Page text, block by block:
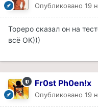
Опубликовано 19
Тореро сказал он на
всё ОК)))
Fr0st Ph0en!x
Опубликовано 19